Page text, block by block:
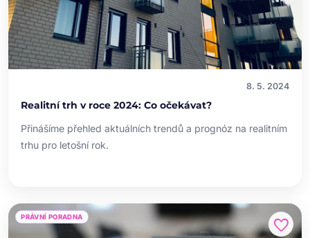
8. 5. 2024
Realitní trh v roce 2024: Co očekávat?
Přinášíme přehled aktuálních trendů a prognóz na realitním
trhu pro letošní rok.
PRÁVNÍ PORADNA favorite